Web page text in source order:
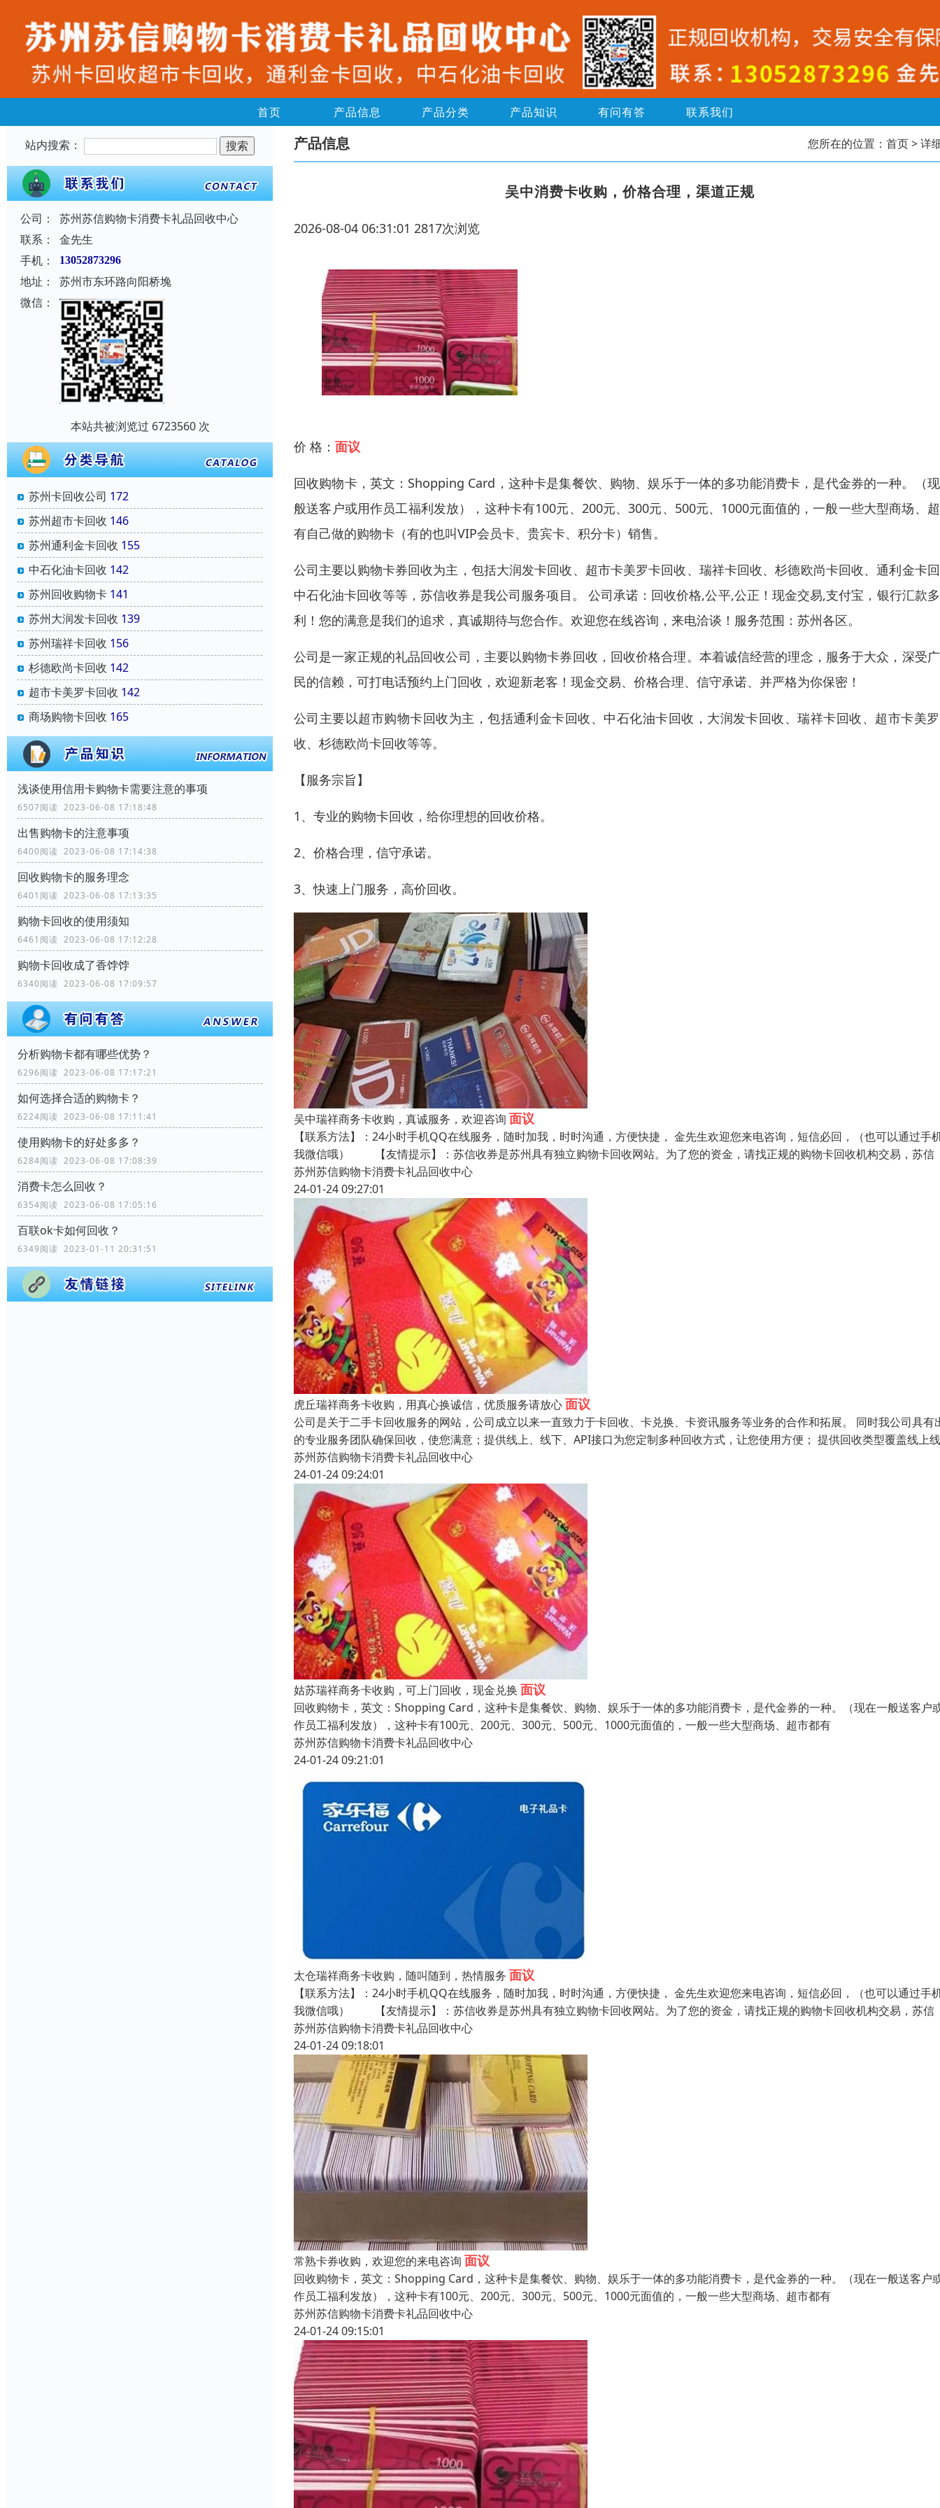
首页 产品信息 产品分类 产品知识 有问有答 联系我们
站内搜索：
公司：
苏州苏信购物卡消费卡礼品回收中心
联系：
金先生
手机：
13052873296
地址：
苏州市东环路向阳桥堍
微信：
本站共被浏览过 6723560 次
苏州卡回收公司 172
苏州超市卡回收 146
苏州通利金卡回收 155
中石化油卡回收 142
苏州回收购物卡 141
苏州大润发卡回收 139
苏州瑞祥卡回收 156
杉德欧尚卡回收 142
超市卡美罗卡回收 142
商场购物卡回收 165
浅谈使用信用卡购物卡需要注意的事项
6507阅读 2023-06-08 17:18:48
出售购物卡的注意事项
6400阅读 2023-06-08 17:14:38
回收购物卡的服务理念
6401阅读 2023-06-08 17:13:35
购物卡回收的使用须知
6461阅读 2023-06-08 17:12:28
购物卡回收成了香饽饽
6340阅读 2023-06-08 17:09:57
分析购物卡都有哪些优势？
6296阅读 2023-06-08 17:17:21
如何选择合适的购物卡？
6224阅读 2023-06-08 17:11:41
使用购物卡的好处多多？
6284阅读 2023-06-08 17:08:39
消费卡怎么回收？
6354阅读 2023-06-08 17:05:16
百联ok卡如何回收？
6349阅读 2023-01-11 20:31:51
产品信息 您所在的位置： 首页> 详
吴中消费卡收购，价格合理，渠道正规
2026-08-04 06:31:01 2817次浏览
价 格： 面议
回收购物卡，英文：Shopping Card，这种卡是集餐饮、购物、娱乐于一体的多功能消费卡，是代金券的一种。（
般送客户或用作员工福利发放），这种卡有100元、200元、300元、500元、1000元面值的，一般一些大型商场、
有自己做的购物卡（有的也叫VIP会员卡、贵宾卡、积分卡）销售。
公司主要以购物卡券回收为主，包括大润发卡回收、超市卡美罗卡回收、瑞祥卡回收、杉德欧尚卡回收、通利金卡
中石化油卡回收等等，苏信收券是我公司服务项目。 公司承诺：回收价格,公平,公正！现金交易,支付宝，银行汇款
利！您的满意是我们的追求，真诚期待与您合作。欢迎您在线咨询，来电洽谈！服务范围：苏州各区。
公司是一家正规的礼品回收公司，主要以购物卡券回收，回收价格合理。本着诚信经营的理念，服务于大众，深受
民的信赖，可打电话预约上门回收，欢迎新老客！现金交易、价格合理、信守承诺、并严格为你保密！
公司主要以超市购物卡回收为主，包括通利金卡回收、中石化油卡回收，大润发卡回收、瑞祥卡回收、超市卡美
收、杉德欧尚卡回收等等。
【服务宗旨】
1、专业的购物卡回收，给你理想的回收价格。
2、价格合理，信守承诺。
3、快速上门服务，高价回收。
吴中瑞祥商务卡收购，真诚服务，欢迎咨询 面议
【联系方法】：24小时手机QQ在线服务，随时加我，时时沟通，方便快捷， 金先生欢迎您来电咨询，短信必回，（也可以通过手
我微信哦） 【友情提示】：苏信收券是苏州具有独立购物卡回收网站。为了您的资金，请找正规的购物卡回收机构交易，苏信
苏州苏信购物卡消费卡礼品回收中心
24-01-24 09:27:01
虎丘瑞祥商务卡收购，用真心换诚信，优质服务请放心面议
公司是关于二手卡回收服务的网站，公司成立以来一直致力于卡回收、卡兑换、卡资讯服务等业务的合作和拓展。 同时我公司具有
的专业服务团队确保回收，使您满意；提供线上、线下、API接口为您定制多种回收方式，让您使用方便； 提供回收类型覆盖线上线
苏州苏信购物卡消费卡礼品回收中心
24-01-24 09:24:01
姑苏瑞祥商务卡收购，可上门回收，现金兑换 面议
回收购物卡，英文：Shopping Card，这种卡是集餐饮、购物、娱乐于一体的多功能消费卡，是代金券的一种。（现在一般送客户
作员工福利发放），这种卡有100元、200元、300元、500元、1000元面值的，一般一些大型商场、超市都有
苏州苏信购物卡消费卡礼品回收中心
24-01-24 09:21:01
太仓瑞祥商务卡收购，随叫随到，热情服务 面议
【联系方法】：24小时手机QQ在线服务，随时加我，时时沟通，方便快捷， 金先生欢迎您来电咨询，短信必回，（也可以通过手
我微信哦） 【友情提示】：苏信收券是苏州具有独立购物卡回收网站。为了您的资金，请找正规的购物卡回收机构交易，苏信
苏州苏信购物卡消费卡礼品回收中心
24-01-24 09:18:01
常熟卡券收购，欢迎您的来电咨询 面议
回收购物卡，英文：Shopping Card，这种卡是集餐饮、购物、娱乐于一体的多功能消费卡，是代金券的一种。（现在一般送客户
作员工福利发放），这种卡有100元、200元、300元、500元、1000元面值的，一般一些大型商场、超市都有
苏州苏信购物卡消费卡礼品回收中心
24-01-24 09:15:01